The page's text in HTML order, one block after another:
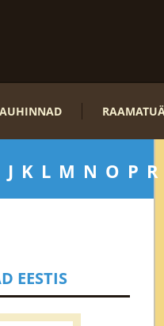
J K L M N O P R
EESTIS